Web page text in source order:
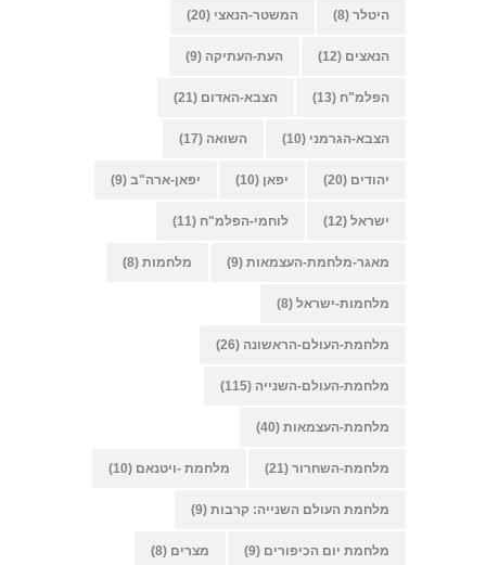
היטלר (8) המשטר-הנאצי (20)
הנאצים (12) העת-העתיקה (9)
הפלמ"ח (13) הצבא-האדום (21)
הצבא-הגרמני (10) השואה (17)
יהודים (20) יפאן (10) יפאן-ארה"ב (9)
ישראל (12) לוחמי-הפלמ"ח (11)
מאגר-מלחמת-העצמאות (9) מלחמות (8)
מלחמות-ישראל (8)
מלחמת-העולם-הראשונה (26)
מלחמת-העולם-השנייה (115)
מלחמת-העצמאות (40)
מלחמת-השחרור (21) מלחמת -ויטנאם (10)
מלחמת העולם השנייה: קרבות (9)
מלחמת יום הכיפורים (9) מצרים (8)